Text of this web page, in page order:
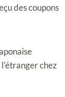
des coupons
l'étranger chez